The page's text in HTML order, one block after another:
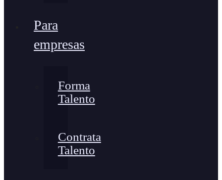
Para
empresas
Forma
Talento
Contrata
Talento